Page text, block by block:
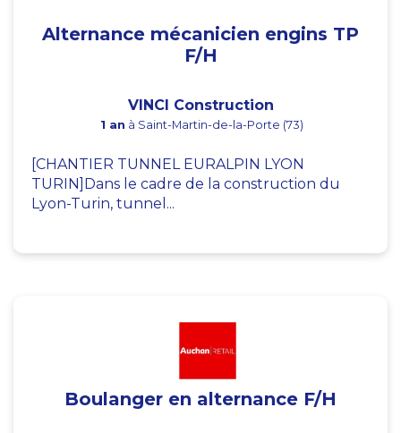
Alternance mécanicien engins TP
F/H
VINCI Construction
1 an à Saint-Martin-de-la-Porte (73)
[CHANTIER TUNNEL EURALPIN LYON
TURIN]Dans le cadre de la construction du
Lyon-Turin, tunnel...
Boulanger en alternance F/H